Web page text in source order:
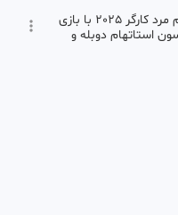
فیلم مرد کارگر 2025 با بازی
استاتهام دوبله و